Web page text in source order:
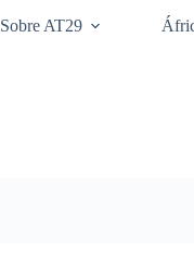
Sobre AT29